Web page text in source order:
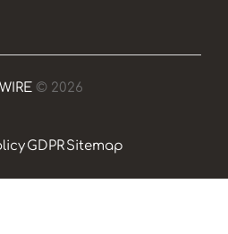
© 2026
GDPR Sitemap